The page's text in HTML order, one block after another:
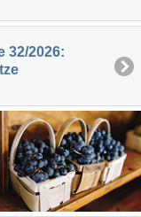
32/2026: